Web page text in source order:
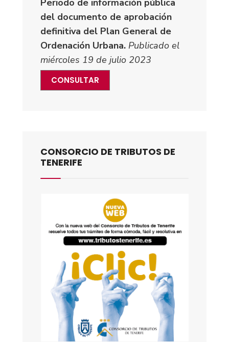
Periodo de información pública
del documento de aprobación
definitiva del Plan General de
Ordenación Urbana. Publicado el
miércoles 19 de julio 2023
CONSULTAR
CONSORCIO DE TRIBUTOS DE
TENERIFE